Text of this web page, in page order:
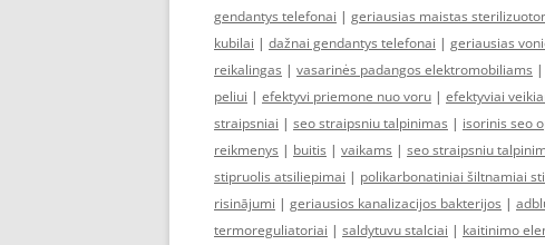
gendantys telefonai | geriausias maistas
kubilai | dažnai gendantys telefonai | geriausias
reikalingas | vasarinės padangos elektromobiliams |
peliui | efektyvi priemone nuo voru | efektyviai
straipsniai | seo straipsniu talpinimas | isorinis seo
reikmenys | buitis | vaikams | seo straipsniu
stipruolis atsiliepimai | polikarbonatiniai šiltnamiai
risinājumi | geriausios kanalizacijos bakterijos |
termoreguliatoriai | saldytuvu stalciai | kaitinimo